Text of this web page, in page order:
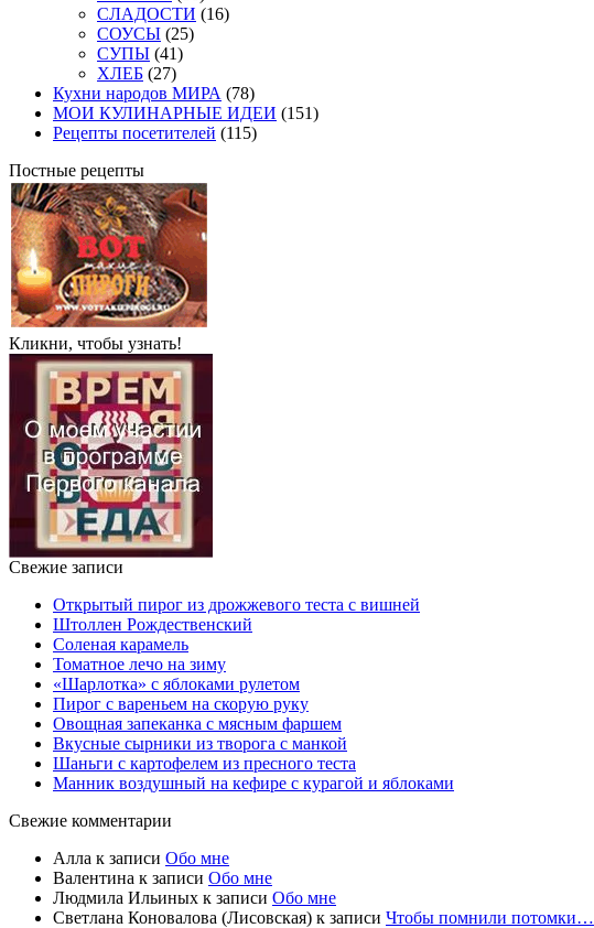
СЛАДОСТИ (16)
СОУСЫ (25)
СУПЫ (41)
ХЛЕБ (27)
Кухни народов МИРА (78)
МОИ КУЛИНАРНЫЕ ИДЕИ (151)
Рецепты посетителей (115)
Постные рецепты
Кликни, чтобы узнать!
Свежие записи
Открытый пирог из дрожжевого теста с вишней
Штоллен Рождественский
Соленая карамель
Томатное лечо на зиму
«Шарлотка» с яблоками рулетом
Пирог с вареньем на скорую руку
Овощная запеканка с мясным фаршем
Вкусные сырники из творога с манкой
Шаньги с картофелем из пресного теста
Манник воздушный на кефире с курагой и яблоками
Свежие комментарии
Алла к записи Обо мне
Валентина к записи Обо мне
Людмила Ильиных к записи Обо мне
Светлана Коновалова (Лисовская) к записи Чтобы помнили потомки…